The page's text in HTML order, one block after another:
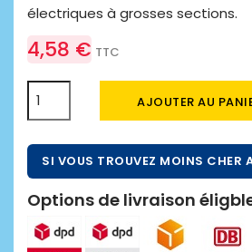
électriques à grosses sections.
4,58 € TTC
AJOUTER AU
SI VOUS TROUVEZ MOINS CHER
Options de livraison